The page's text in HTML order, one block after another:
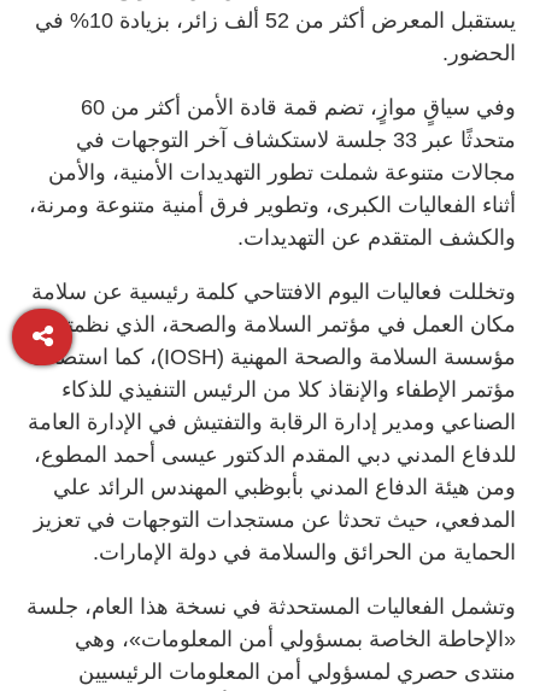
يستقبل المعرض أكثر من 52 ألف زائر، بزيادة 10% في
الحضور.
وفي سياقٍ موازٍ، تضم قمة قادة الأمن أكثر من 60
متحدثًا عبر 33 جلسة لاستكشاف آخر التوجهات في
مجالات متنوعة شملت تطور التهديدات الأمنية، والأمن
أثناء الفعاليات الكبرى، وتطوير فرق أمنية متنوعة ومرنة،
والكشف المتقدم عن التهديدات.
وتخللت فعاليات اليوم الافتتاحي كلمة رئيسية عن سلامة
مكان العمل في مؤتمر السلامة والصحة، الذي نظمته
مؤسسة السلامة والصحة المهنية (IOSH)، كما استضاف
مؤتمر الإطفاء والإنقاذ كلا من الرئيس التنفيذي للذكاء
الصناعي ومدير إدارة الرقابة والتفتيش في الإدارة العامة
للدفاع المدني دبي المقدم الدكتور عيسى أحمد المطوع،
ومن هيئة الدفاع المدني بأبوظبي المهندس الرائد علي
المدفعي، حيث تحدثا عن مستجدات التوجهات في تعزيز
الحماية من الحرائق والسلامة في دولة الإمارات.
وتشمل الفعاليات المستحدثة في نسخة هذا العام، جلسة
«الإحاطة الخاصة بمسؤولي أمن المعلومات»، وهي
منتدى حصري لمسؤولي أمن المعلومات الرئيسيين